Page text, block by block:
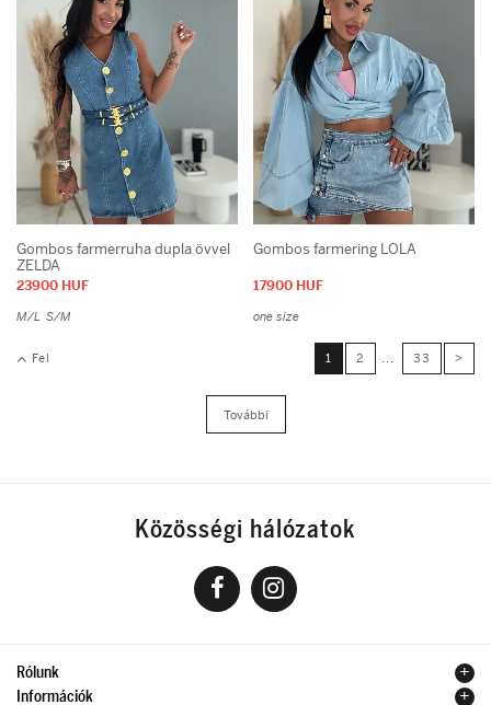
Gombos farmerruha dupla övvel
ZELDA
23900 HUF
M/L S/M
Gombos farmering LOLA
17900 HUF
one size
Fel 1 2 ... 33 >
További
Közösségi hálózatok
Rólunk
Információk